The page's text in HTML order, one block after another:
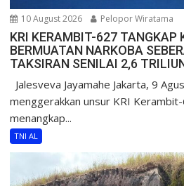
10 August 2026 Pelopor Wiratama
KRI KERAMBIT-627 TANGKAP
BERMUATAN NARKOBA
TAKSIRAN SENILAI 2,6
Jalesveva Jayamahe Jakarta, 9
menggerakkan unsur KRI
menangkap...
TNI AL